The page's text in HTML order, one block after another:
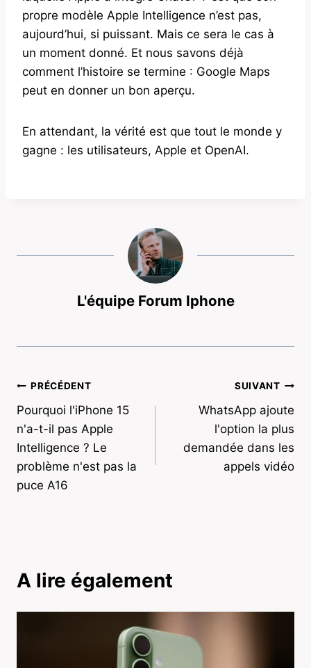
propre modèle Apple Intelligence n’est pas,
aujourd’hui, si puissant. Mais ce sera le cas à
un moment donné. Et nous savons déjà
comment l’histoire se termine : Google Maps
peut en donner un bon aperçu.
En attendant, la vérité est que tout le monde y
gagne : les utilisateurs, Apple et OpenAI.
L'équipe Forum Iphone
Navigation
de
l’article
PRÉCÉDENT
Pourquoi l'iPhone 15
n'a-t-il pas Apple
Intelligence ? Le
problème n'est pas la
puce A16
SUIVANT
WhatsApp ajoute
l'option la plus
demandée dans les
appels vidéo
A lire également